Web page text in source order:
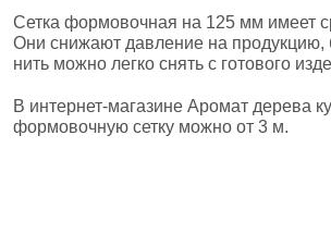
Сетка формовочная на 125 мм имеет
Они снижают давление на продукцию,
нить можно легко снять с готового
В интернет-магазине Аромат дерева
формовочную сетку можно от 3 м.